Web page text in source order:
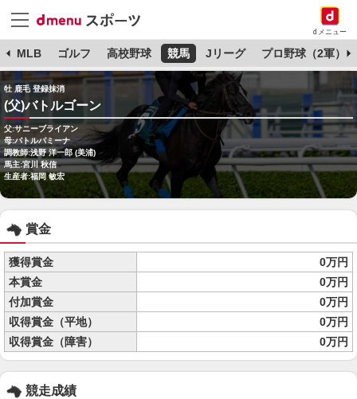
dメニュー
MLB ゴルフ 高校野球 競馬 Jリーグ プロ野球（2軍）
牡 鹿毛 登録抹消
(父)バトルゴーン
父:サニーブライアン
母:バトルパミーナ
調教師:浅野 洋一郎 (美浦)
馬主:宮川 秋信
生産者:福岡 敏宏
賞金
獲得賞金
0万円
本賞金
0万円
付加賞金
0万円
収得賞金（平地）
0万円
収得賞金（障害）
0万円
競走成績